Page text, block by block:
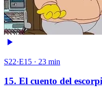
S22·E15 · 23 min
15. El cuento del